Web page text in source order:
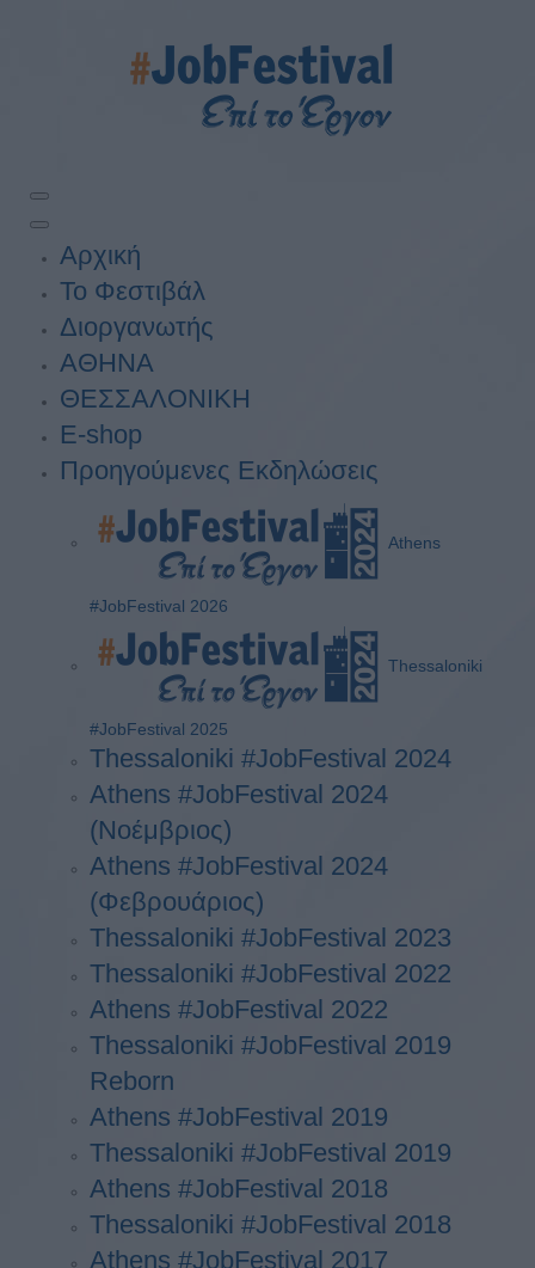
Αρχική
Το Φεστιβάλ
Διοργανωτής
ΑΘΗΝΑ
ΘΕΣΣΑΛΟΝΙΚΗ
E-shop
Προηγούμενες Εκδηλώσεις
Athens
#JobFestival 2026
Thessaloniki
#JobFestival 2025
Thessaloniki #JobFestival 2024
Athens #JobFestival 2024
(Νοέμβριος)
Athens #JobFestival 2024
(Φεβρουάριος)
Thessaloniki #JobFestival 2023
Thessaloniki #JobFestival 2022
Athens #JobFestival 2022
Thessaloniki #JobFestival 2019
Reborn
Athens #JobFestival 2019
Thessaloniki #JobFestival 2019
Athens #JobFestival 2018
Thessaloniki #JobFestival 2018
Athens #JobFestival 2017